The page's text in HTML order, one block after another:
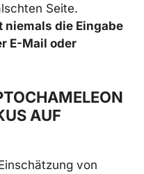
Seite.
die Eingabe
E-Mail oder
AUF
von